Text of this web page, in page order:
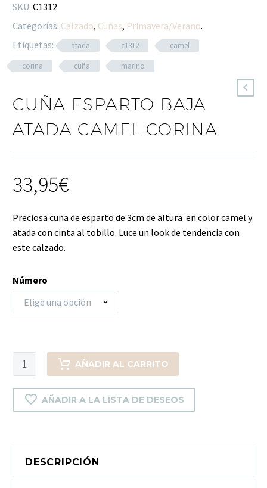
SKU: C1312
Categorías: Calzado, Cuñas, Primavera/Verano.
Etiquetas:
atada c1312
camel
corina
cuña marino
CUÑA ESPARTO BAJA
ATADA CAMEL CORINA
33,95€
Preciosa cuña de esparto de 3cm de altura en color camel y
atada con cinta al tobillo. Luce un look de tendencia con
este calzado.
Número
Elige una opción
Cuña
esparto
baja
atada
cantidad
AÑADIR AL CARRITO
AÑADIR A LA LISTA DE DESEOS
DESCRIPCIÓN